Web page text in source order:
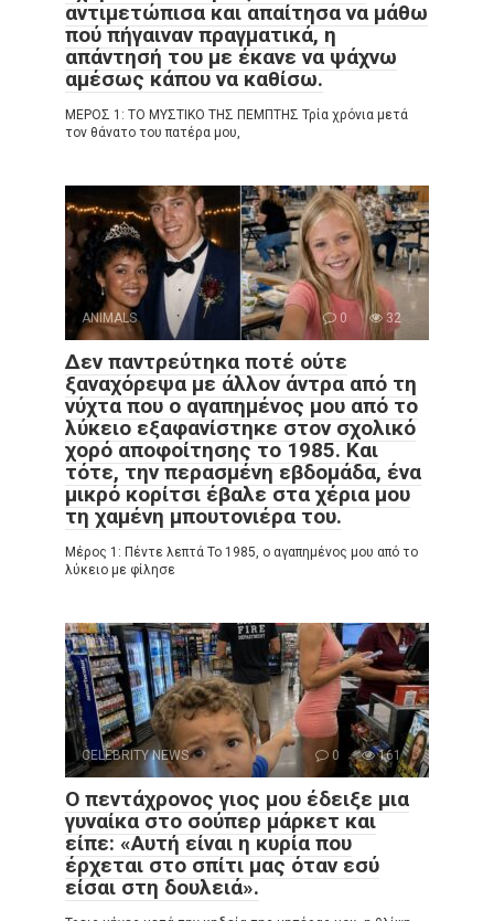
αντιμετώπισα και απαίτησα να μάθω
πού πήγαιναν πραγματικά, η
απάντησή του με έκανε να ψάχνω
αμέσως κάπου να καθίσω.
ΜΕΡΟΣ 1: ΤΟ ΜΥΣΤΙΚΟ ΤΗΣ ΠΕΜΠΤΗΣ Τρία χρόνια μετά
τον θάνατο του πατέρα μου,
ANIMALS 0 32
Δεν παντρεύτηκα ποτέ ούτε
ξαναχόρεψα με άλλον άντρα από τη
νύχτα που ο αγαπημένος μου από το
λύκειο εξαφανίστηκε στον σχολικό
χορό αποφοίτησης το 1985. Και
τότε, την περασμένη εβδομάδα, ένα
μικρό κορίτσι έβαλε στα χέρια μου
τη χαμένη μπουτονιέρα του.
Μέρος 1: Πέντε λεπτά Το 1985, ο αγαπημένος μου από το
λύκειο με φίλησε
CELEBRITY NEWS 0 161
Ο πεντάχρονος γιος μου έδειξε μια
γυναίκα στο σούπερ μάρκετ και
είπε: «Αυτή είναι η κυρία που
έρχεται στο σπίτι μας όταν εσύ
είσαι στη δουλειά».